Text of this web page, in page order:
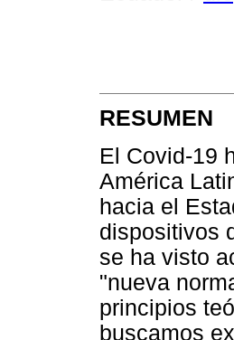
RESUMEN
El Covid-19
América
hacia el
dispositivos
se ha visto
"nueva
principios
buscamos